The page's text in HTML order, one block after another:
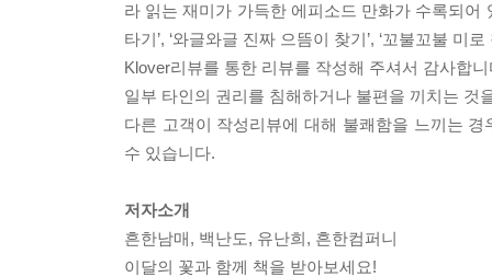
라 읽는 재미가 가득한 에피소드 만화가 수록되어
타기’, ‘와글와글 진짜 으뜸이 찾기’, ‘꼬불꼬불 미
Klover리뷰를 통한 리뷰를 작성해 주셔서 감사합
일부 타인의 권리를 침해하거나 불편을 끼치는 것
다른 고객이 작성리뷰에 대해 불쾌함을 느끼는
수 있습니다.
저자소개
흔한남매, 백난도, 유난희, 흔한컴퍼니
이달의 꽃과 함께 책을 받아보세요!